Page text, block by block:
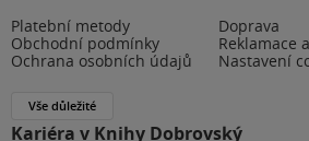
Platební metody
Doprava
Obchodní podmínky
Reklamace
Ochrana osobních údajů
Nastavení
Vše důležité
Kariéra v Knihy Dobrovský